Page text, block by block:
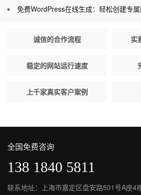
免费WordPress在线生成：轻松创建专属网站，助力个
诚信的合作流程 实
稳定的网站运行速度
上千家真实客户案例
全国免费咨询
138 1840 5811
联系地址：上海市嘉定区盘安路501号A座4